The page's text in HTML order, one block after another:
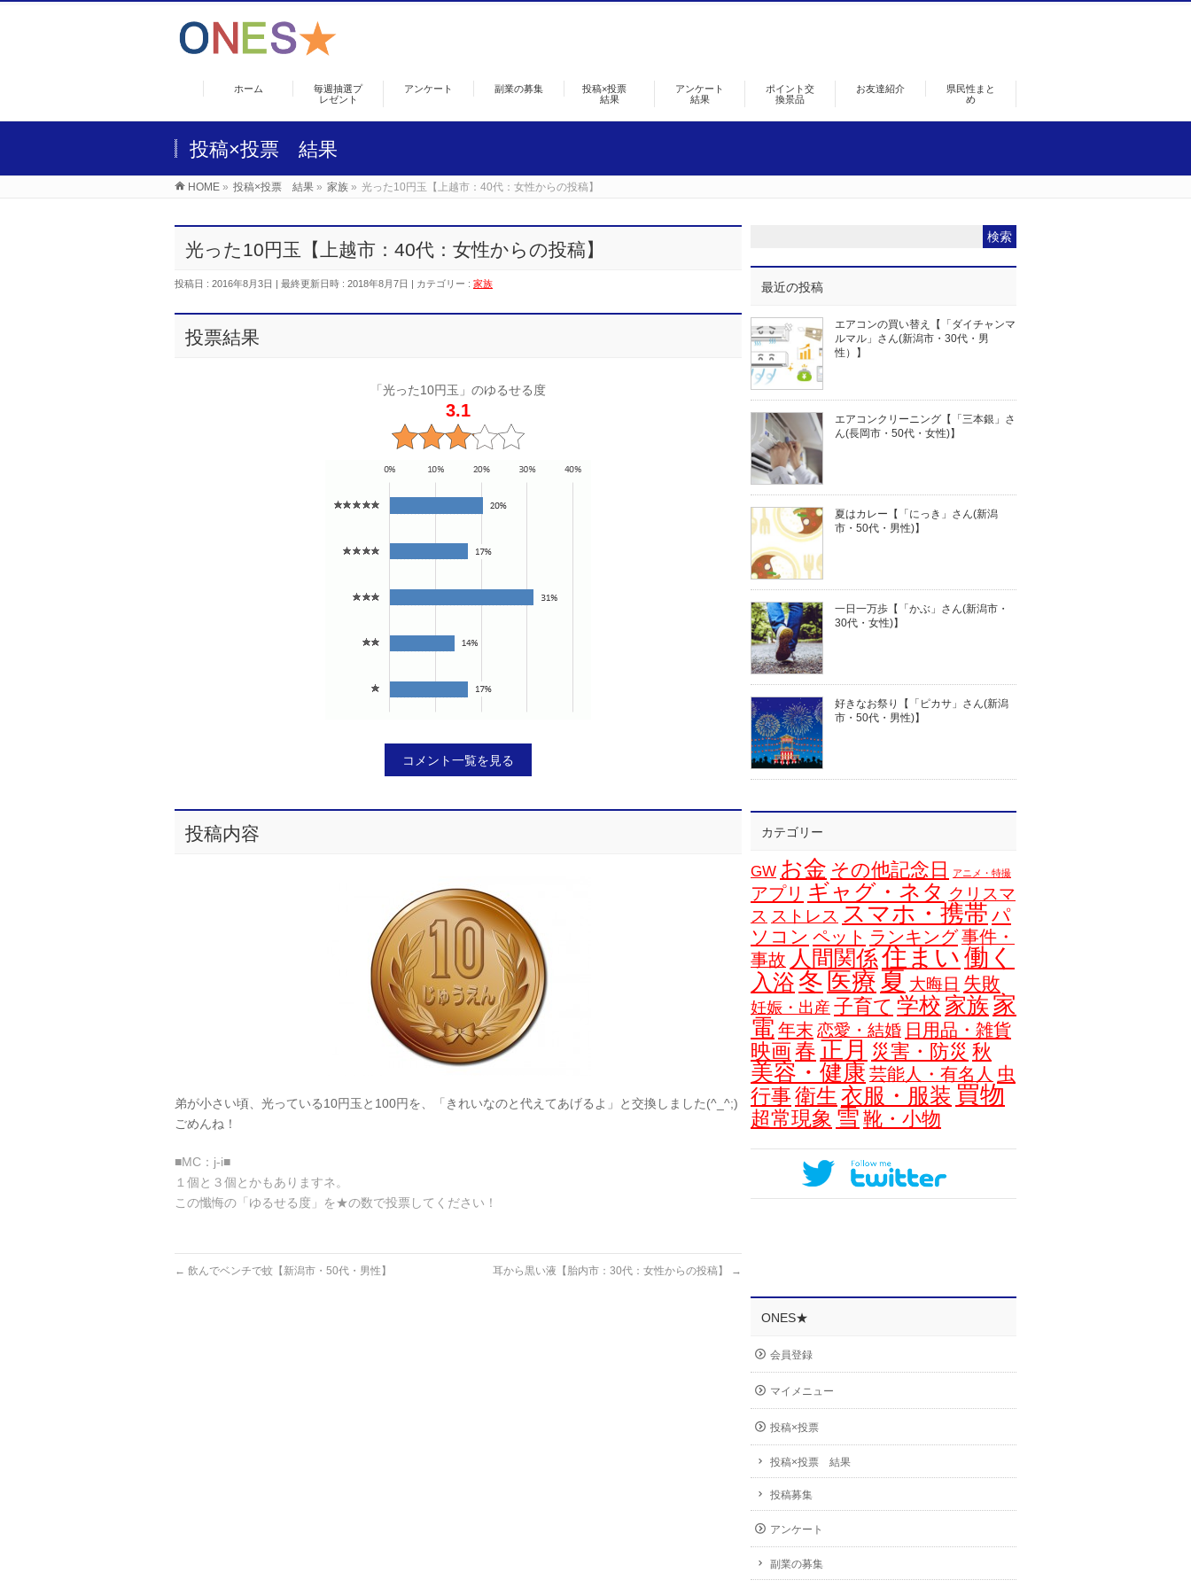
ホーム
毎週抽選プ
レゼント
アンケート 副業の募集
投稿×投票
結果
アンケート
結果
ポイント交
換景品
お友達紹介
県民性まと
め
投稿×投票 結果
HOME » 投稿×投票 結果 » 家族 » 光った10円玉【上越市：40代：女性からの投稿】
光った10円玉【上越市：40代：女性からの投稿】
投稿日 : 2016年8月3日 最終更新日時 : 2018年8月7日 カテゴリー : 家族
投票結果
「光った10円玉」のゆるせる度
3.1
コメント一覧を見る
投稿内容
弟が小さい頃、光っている10円玉と100円を、「きれいなのと代えてあげるよ」と交換しました(^_^;)
ごめんね！
■MC：j-i■
１個と３個とかもありますネ。
この懺悔の「ゆるせる度」を★の数で投票してください！
← 飲んでベンチで蚊【新潟市・50代・男性】 耳から黒い液【胎内市：30代：女性からの投稿】 →
最近の投稿
エアコンの買い替え【「ダイチャンマ
ルマル」さん(新潟市・30代・男
性）】
エアコンクリーニング【「三本銀」さ
ん(長岡市・50代・女性)】
夏はカレー【「にっき」さん(新潟
市・50代・男性)】
一日一万歩【「かぶ」さん(新潟市・
30代・女性)】
好きなお祭り【「ピカサ」さん(新潟
市・50代・男性)】
カテゴリー
GW お金 その他記念日 アニメ・特撮
アプリ ギャグ・ネタ クリスマ
ス ストレス スマホ・携帯 パ
ソコン ペット ランキング事件・
事故 人間関係住まい働く
入浴 冬 医療夏 大晦日 失敗
妊娠・出産 子育て 学校 家族 家
電 年末 恋愛・結婚 日用品・雑貨
映画春 正月 災害・防災 秋
美容・健康 芸能人・有名人 虫
行事衛生 衣服・服装 買物
超常現象 雪 靴・小物
ONES★
会員登録
マイメニュー
投稿×投票
投稿×投票 結果
投稿募集
アンケート
副業の募集